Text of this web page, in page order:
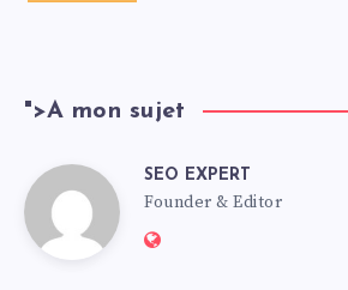
">A mon sujet
SEO EXPERT
Founder & Editor